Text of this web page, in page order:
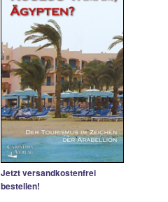
Jetzt versandkostenfrei
bestellen!